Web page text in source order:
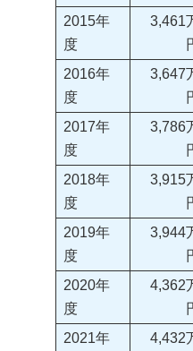
2015年
度
3,461
2016年
度
3,647
2017年
度
3,786
2018年
度
3,915
2019年
度
3,944
2020年
度
4,362
2021年
4,432